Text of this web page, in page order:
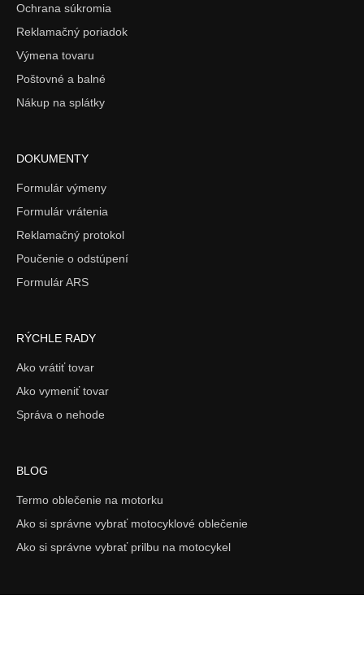
Ochrana súkromia
Reklamačný poriadok
Výmena tovaru
Poštovné a balné
Nákup na splátky
DOKUMENTY
Formulár výmeny
Formulár vrátenia
Reklamačný protokol
Poučenie o odstúpení
Formulár ARS
RÝCHLE RADY
Ako vrátiť tovar
Ako vymeniť tovar
Správa o nehode
BLOG
Termo oblečenie na motorku
Ako si správne vybrať motocyklové oblečenie
Ako si správne vybrať prilbu na motocykel